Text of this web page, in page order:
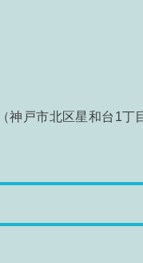
神戸市北区星和台1丁